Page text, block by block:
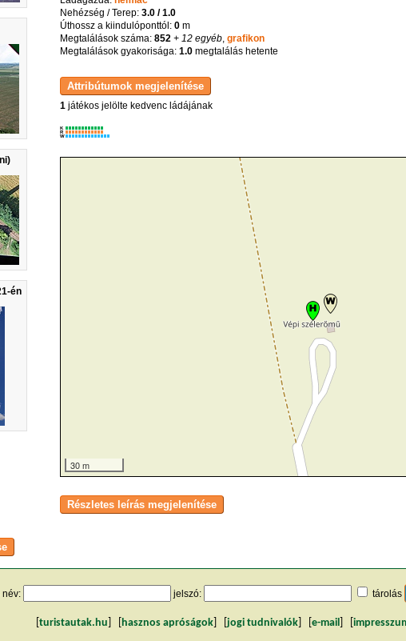
én
Nehézség / Terep: 3.0 / 1.0
Úthossz a kiindulóponttól: 0m
Megtalálások száma: 852+ 12 egyéb, grafikon
Megtalálások gyakorisága: 1.0megtalálás hetente
1játékos jelölte kedvenc ládájának
K
R
W
30 m
név: jelszó: tárolás
turistautak.hu hasznos apróságok jogi tudnivalók e-mail